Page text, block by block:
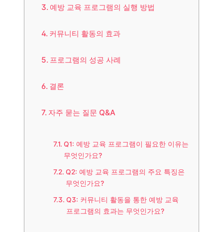
예방 교육 프로그램의 실행 방법
커뮤니티 활동의 효과
프로그램의 성공 사례
결론
자주 묻는 질문 Q&A
Q1: 예방 교육 프로그램이 필요한 이유는
무엇인가요?
Q2: 예방 교육 프로그램의 주요 특징은
무엇인가요?
Q3: 커뮤니티 활동을 통한 예방 교육
프로그램의 효과는 무엇인가요?